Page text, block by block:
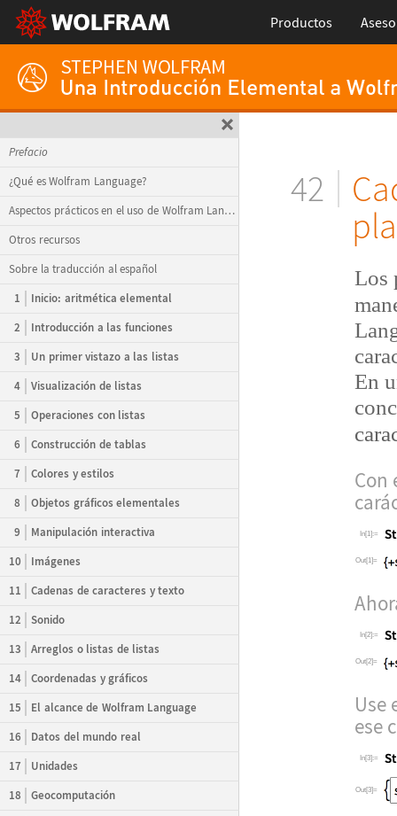
Productos
Prefacio
¿Qué es Wolfram Language?
Aspectos prácticos en el uso de Wolfram Language
Otros recursos
Sobre la traducción al español
1
Inicio: aritmética elemental
2
Introducción a las funciones
3
Un primer vistazo a las listas
4
Visualización de listas
5
Operaciones con listas
6
Construcción de tablas
7
Colores y estilos
8
Objetos gráficos elementales
9
Manipulación interactiva
10
Imágenes
11
Cadenas de caracteres y texto
12
Sonido
13
Arreglos o listas de listas
14
Coordenadas y gráficos
15
El alcance de Wolfram Language
16
Datos del mundo real
17
Unidades
18
Geocomputación
42
Los
En
Con
cará
In[1]:=
Out[1]=
In[2]:=
Out[2]=
Use
ese
In[3]:=
Out[3]=